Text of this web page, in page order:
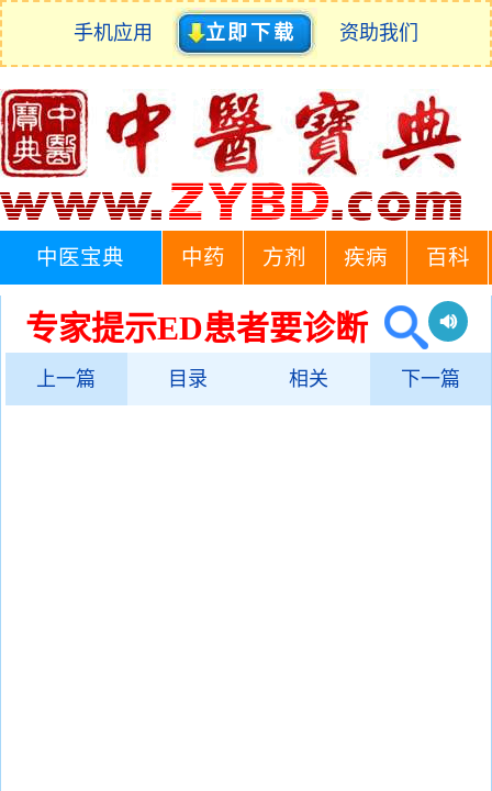
手机应用 立即下载 资助我们
中医宝典 中药 方剂 疾病 百科
专家提示ED患者要诊断
上一篇 目录 相关 下一篇